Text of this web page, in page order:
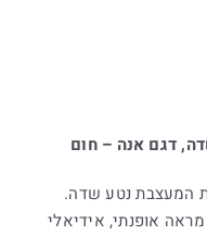
דגם אנה – חום
המעצבת נטע שדה.
אופנתי, אידיאלי